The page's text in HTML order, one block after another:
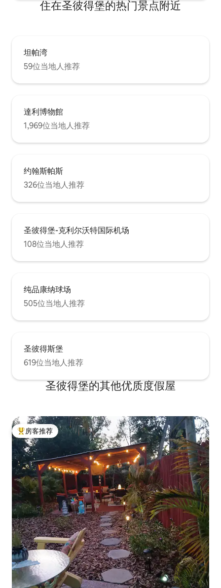
住在圣彼得堡的热门景点附近
坦帕湾
59位当地人推荐
達利博物館
1,969位当地人推荐
约翰斯帕斯
326位当地人推荐
圣彼得堡-克利尔沃特国际机场
108位当地人推荐
纯品康纳球场
505位当地人推荐
圣彼得斯堡
619位当地人推荐
圣彼得堡的其他优质度假屋
热门「房客推荐」
房客推荐